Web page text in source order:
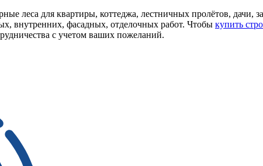
леса для квартиры, коттеджа, лестничных пролётов, дачи,
внутренних, фасадных, отделочных работ. Чтобы купить
с учетом ваших пожеланий.